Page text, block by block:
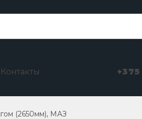
Контакты
(2650мм), МАЗ